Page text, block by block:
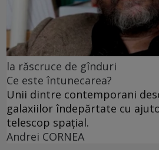
la răscruce de gînduri
Ce este întunecarea?
Unii dintre contemporani
galaxiilor îndepărtate cu
telescop spațial.
Andrei CORNEA